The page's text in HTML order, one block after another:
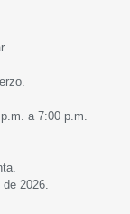
a 7:00 p.m.
2026.